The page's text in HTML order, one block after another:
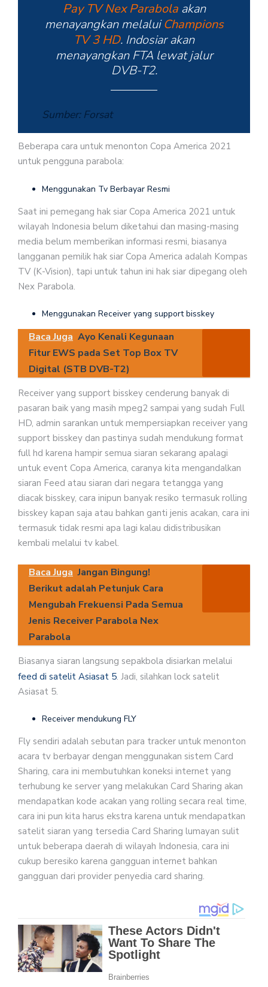
Pay TV Nex Parabolaakan
menayangkan melaluiChampions
TV 3 HD. Indosiar akan
menayangkan FTA lewat jalur
DVB-T2.
Sumber: Forsat
Beberapa cara untuk menonton Copa America 2021
untuk pengguna parabola:
Menggunakan Tv Berbayar Resmi
Saat ini pemegang hak siar Copa America 2021 untuk
wilayah Indonesia belum diketahui dan masing-masing
media belum memberikan informasi resmi, biasanya
langganan pemilik hak siar Copa America adalah Kompas
TV (K-Vision), tapi untuk tahun ini hak siar dipegang oleh
Nex Parabola.
Menggunakan Receiver yang support bisskey
Baca Juga Ayo Kenali Kegunaan
Fitur EWS pada Set Top Box TV
Digital (STB DVB-T2)
Receiver yang support bisskey cenderung banyak di
pasaran baik yang masih mpeg2 sampai yang sudah Full
HD, admin sarankan untuk mempersiapkan receiver yang
support bisskey dan pastinya sudah mendukung format
full hd karena hampir semua siaran sekarang apalagi
untuk event Copa America, caranya kita mengandalkan
siaran Feed atau siaran dari negara tetangga yang
diacak bisskey, cara inipun banyak resiko termasuk rolling
bisskey kapan saja atau bahkan ganti jenis acakan, cara ini
termasuk tidak resmi apa lagi kalau didistribusikan
kembali melalui tv kabel.
Baca Juga Jangan Bingung!
Berikut adalah Petunjuk Cara
Mengubah Frekuensi Pada Semua
Jenis Receiver Parabola Nex
Parabola
Biasanya siaran langsung sepakbola disiarkan melalui
feed di satelit Asiasat 5. Jadi, silahkan lock satelit
Asiasat 5.
Receiver mendukung FLY
Fly sendiri adalah sebutan para tracker untuk menonton
acara tv berbayar dengan menggunakan sistem Card
Sharing, cara ini membutuhkan koneksi internet yang
terhubung ke server yang melakukan Card Sharing akan
mendapatkan kode acakan yang rolling secara real time,
cara ini pun kita harus ekstra karena untuk mendapatkan
satelit siaran yang tersedia Card Sharing lumayan sulit
untuk beberapa daerah di wilayah Indonesia, cara ini
cukup beresiko karena gangguan internet bahkan
gangguan dari provider penyedia card sharing.